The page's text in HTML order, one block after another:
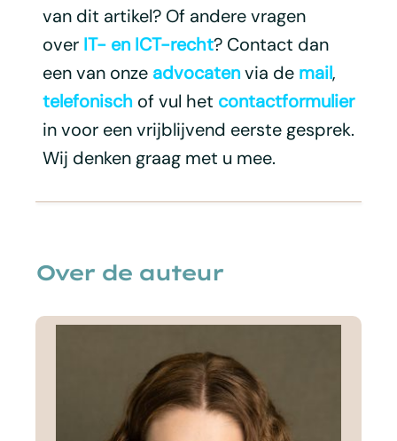
van dit artikel? Of andere vragen
over IT- en ICT-recht? Contact dan
een van onze advocatenvia de mail,
telefonischof vul het contactformulier
in voor een vrijblijvend eerste gesprek.
Wij denken graag met u mee.
Over de auteur